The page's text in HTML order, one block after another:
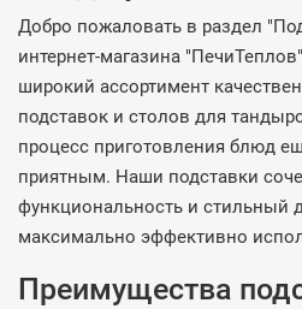
Добро пожаловать в раздел
интернет-магазина
широкий ассортимент
подставок и столов для
процесс приготовления блюд
приятным. Наши подставки
функциональность и стильный
максимально эффективно
Преимущества